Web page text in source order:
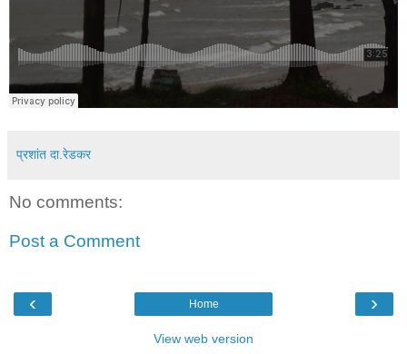
प्रशांत दा.रेडकर
No comments:
Post a Comment
‹ ›
Home
View web version